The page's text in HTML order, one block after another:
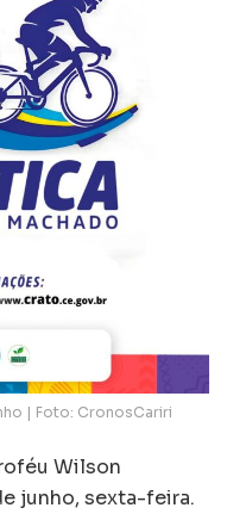
| Foto: CronosCariri
Wilson
junho, sexta-feira.